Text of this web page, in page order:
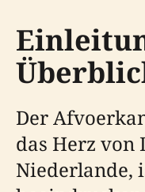
Der
das Herz von
Niederlande,